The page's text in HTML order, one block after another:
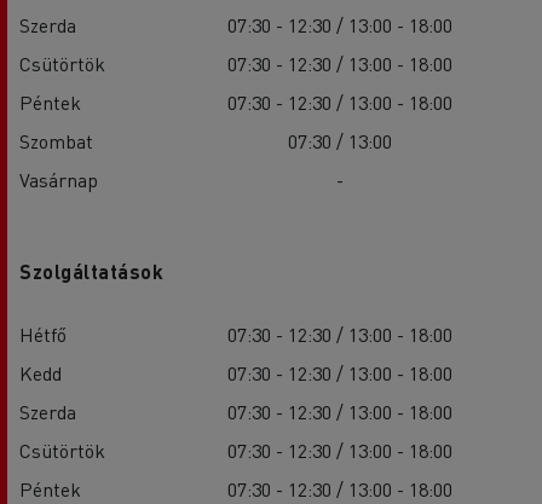
Szerda
07:30 - 12:30 / 13:00 - 18:00
Csütörtök
07:30 - 12:30 / 13:00 - 18:00
Péntek
07:30 - 12:30 / 13:00 - 18:00
Szombat
07:30 / 13:00
Vasárnap
-
Szolgáltatások
Hétfő
07:30 - 12:30 / 13:00 - 18:00
Kedd
07:30 - 12:30 / 13:00 - 18:00
Szerda
07:30 - 12:30 / 13:00 - 18:00
Csütörtök
07:30 - 12:30 / 13:00 - 18:00
Péntek
07:30 - 12:30 / 13:00 - 18:00